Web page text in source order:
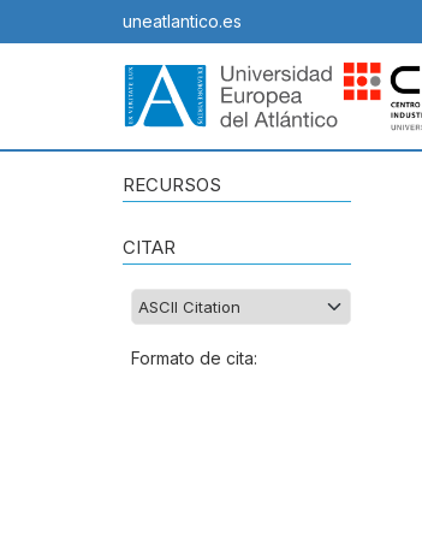
uneatlantico.es
RECURSOS
CITAR
Formato de cita: